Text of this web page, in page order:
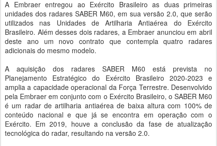
A Embraer entregou ao Exército Brasileiro as duas primeiras
unidades dos radares SABER M60, em sua versão 2.0, que serão
utilizados nas Unidades de Artilharia Antiaérea do Exército
Brasileiro. Além desses dois radares, a Embraer anunciou em abril
deste ano um novo contrato que contempla quatro radares
adicionais do mesmo modelo.
A aquisição dos radares SABER M60 está prevista no
Planejamento Estratégico do Exército Brasileiro 2020-2023 e
amplia a capacidade operacional da Força Terrestre. Desenvolvido
pela Embraer em conjunto com o Exército Brasileiro, o SABER M60
é um radar de artilharia antiaérea de baixa altura com 100% de
conteúdo nacional e que já se encontra em operação com o
Exército. Em 2019, houve a conclusão da fase de atualização
tecnológica do radar, resultando na versão 2.0.